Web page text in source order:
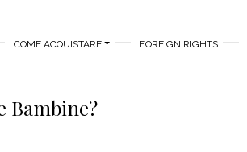
COME ACQUISTARE FOREIGN RIGHTS
Bambine?